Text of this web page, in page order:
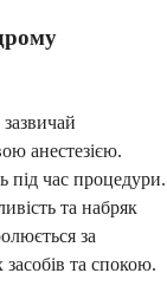
анестезією.
під час процедури.
та набряк
за
та спокою.